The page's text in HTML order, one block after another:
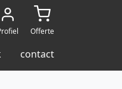
Offerte
contact